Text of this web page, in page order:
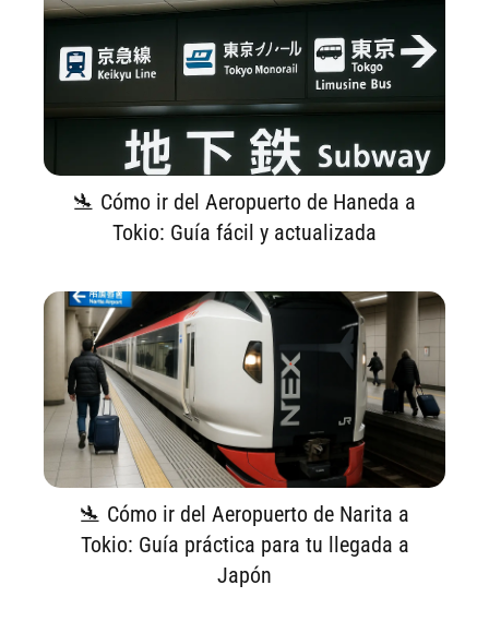
🛬 Cómo ir del Aeropuerto de Haneda a
Tokio: Guía fácil y actualizada
🛬 Cómo ir del Aeropuerto de Narita a
Tokio: Guía práctica para tu llegada a
Japón